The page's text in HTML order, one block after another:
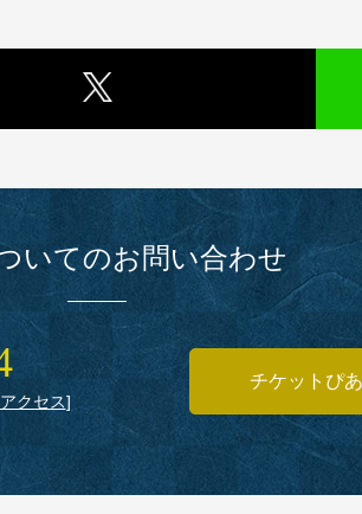
いてのお問い合わせ
アクセス]
チケットぴ